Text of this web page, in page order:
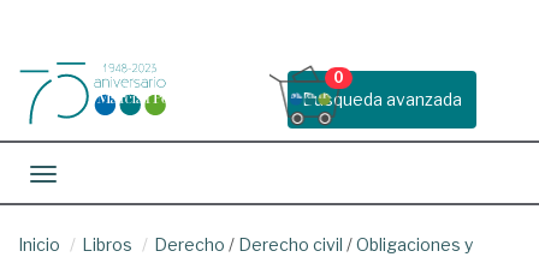
Busqueda avanzada
0
Toggle navigation
Inicio Libros Derecho / Derecho civil /Obligaciones y